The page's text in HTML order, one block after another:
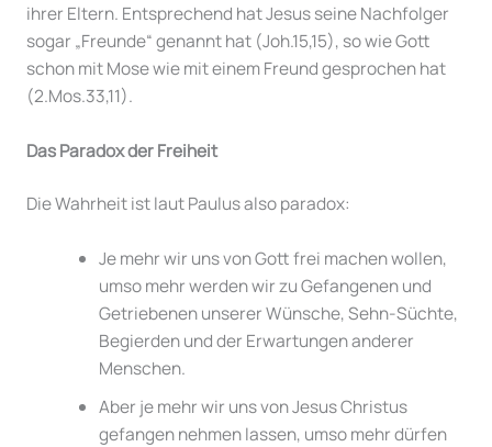
ihrer Eltern. Entsprechend hat Jesus seine Nachfolger
sogar „Freunde“ genannt hat (Joh.15,15), so wie Gott
schon mit Mose wie mit einem Freund gesprochen hat
(2.Mos.33,11).
Das Paradox der Freiheit
Die Wahrheit ist laut Paulus also paradox:
Je mehr wir uns von Gott frei machen wollen,
umso mehr werden wir zu Gefangenen und
Getriebenen unserer Wünsche, Sehn-Süchte,
Begierden und der Erwartungen anderer
Menschen.
Aber je mehr wir uns von Jesus Christus
gefangen nehmen lassen, umso mehr dürfen